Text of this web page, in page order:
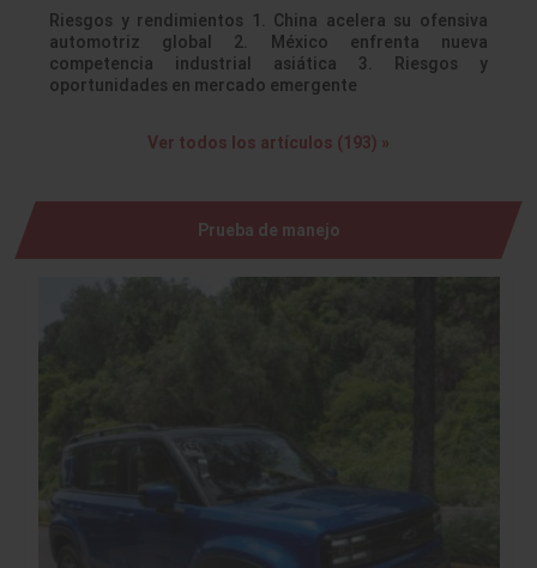
Riesgos y rendimientos 1. China acelera su ofensiva
automotriz global 2. México enfrenta nueva
competencia industrial asiática 3. Riesgos y
oportunidades en mercado emergente
Ver todos los artículos (193) »
Prueba de manejo